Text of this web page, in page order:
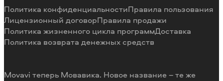
Способы оплаты
Возврат средств
Отзывы пользователей
Разработка видеоредактора под заказ
Movavi теперь Мовавика. Новое название – те же
Политика конфиденциальностиПравила пользования
Лицензионный договорПравила продажи
Политика жизненного цикла программДоставка
Политика возврата денежных средств